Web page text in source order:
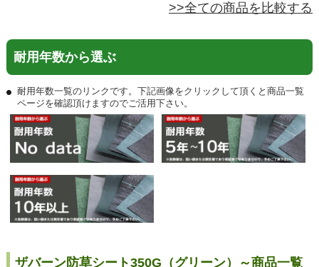
>>全ての商品を比較する
耐用年数から選ぶ
耐用年数一覧のリンクです。下記画像をクリックして頂くと商品一覧
ページを確認頂けますのでご活用下さい。
ザバーン防草シート350G（グリーン）～商品一覧